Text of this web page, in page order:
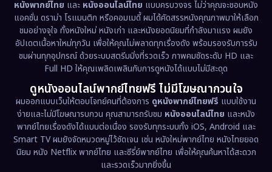
หนังพากย์ไทย และ หนังออนไลน์ไทย แบบครบวงจร ไม่ว่าคุณจะชอบหนัง
แอคชั่น ดราม่า โรแมนติก หรือคอมเมดี้ ผมได้คัดสรรหนังคุณภาพมาให้เลือก
ชมอย่างจุใจ ทั้งหนังใหม่ หนังเก่า และหนังยอดนิยมที่กำลังมาแรง ผมยัง
อัปเดตเนื้อหาใหม่ทุกวัน เพื่อให้คุณไม่พลาดทุกเรื่องดัง พร้อมรองรับการรับ
ชมผ่านทุกอุปกรณ์ ด้วยระบบสตรีมมิ่งที่รวดเร็ว ภาพคมชัดระดับ HD และ
Full HD ให้คุณเพลิดเพลินกับการดูหนังได้แบบไม่มีสะดุด
ดูหนังออนไลน์พากย์ไทยฟรี ไม่มีโฆษณากวนใจ
ผมออกแบบเว็บให้ตอบโจทย์คนที่ต้องการ ดูหนังพากย์ไทยฟรี แบบใช้งาน
ง่ายและไม่มีโฆษณารบกวน คุณสามารถรับชม หนังออนไลน์ไทย และหนัง
พากย์ไทยเรื่องดังได้แบบต่อเนื่อง รองรับทุกระบบทั้ง iOS, Android และ
Smart TV ผมยังจัดหมวดหมู่ไว้ชัดเจน เช่น หนังใหม่พากย์ไทย หนังไทยยอด
นิยม หนัง Netflix พากย์ไทย และซีรี่ย์พากย์ไทย เพื่อให้คุณค้นหาได้สะดวก
และรวดเร็วมากยิ่งขึ้น